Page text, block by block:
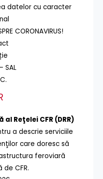
datelor cu caracter
CORONAVIRUS!
SAL
Reţelei CFR (DRR)
a descrie serviciile
care doresc să
feroviară
CFR.